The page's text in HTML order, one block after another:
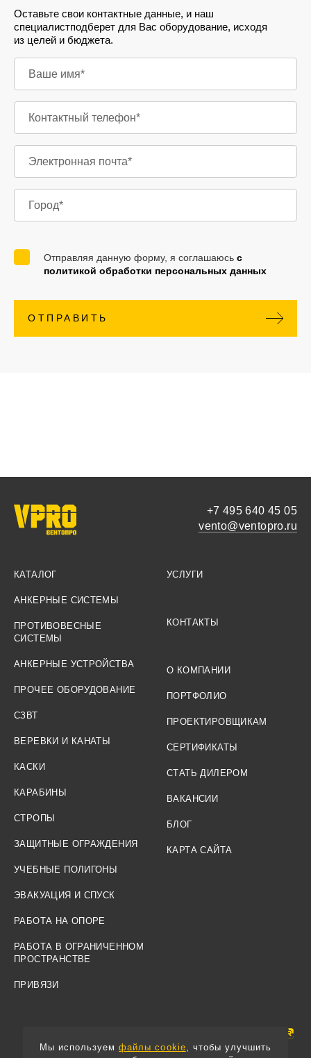
Оставьте свои контактные данные, и наш
специалистподберет для Вас оборудование, исходя
из целей и бюджета.
Отправляя данную форму, я соглашаюсь с
политикой обработки персональных данных
ОТПРАВИТЬ
КАТАЛОГ
АНКЕРНЫЕ СИСТЕМЫ
ПРОТИВОВЕСНЫЕ
СИСТЕМЫ
АНКЕРНЫЕ УСТРОЙСТВА
ПРОЧЕЕ ОБОРУДОВАНИЕ
СЗВТ
ВЕРЕВКИ И КАНАТЫ
КАСКИ
КАРАБИНЫ
СТРОПЫ
ЗАЩИТНЫЕ ОГРАЖДЕНИЯ
УЧЕБНЫЕ ПОЛИГОНЫ
ЭВАКУАЦИЯ И СПУСК
РАБОТА НА ОПОРЕ
РАБОТА В ОГРАНИЧЕННОМ
ПРОСТРАНСТВЕ
ПРИВЯЗИ
УСЛУГИ
О КОМПАНИИ
ПОРТФОЛИО
ПРОЕКТИРОВЩИКАМ
СЕРТИФИКАТЫ
СТАТЬ ДИЛЕРОМ
ВАКАНСИИ
БЛОГ
КАРТА САЙТА
КОНТАКТЫ
+7 495 640 45 05
vento@ventopro.ru
Мы используемфайлы cookie, чтобы улучшить